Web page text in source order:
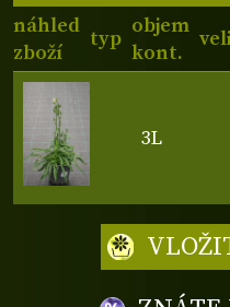
náhled
zboží
typ
objem
kont.
3L